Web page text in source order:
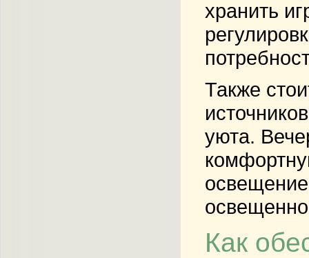
хранить
Также
уюта.
Как